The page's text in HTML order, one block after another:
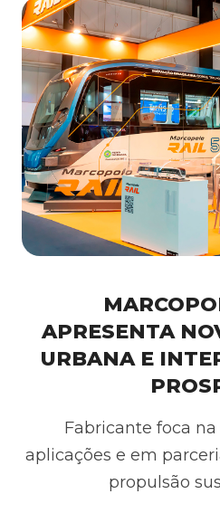
APRESENTA
URBANA E
Fabricante foca
aplicações e em
propulsão